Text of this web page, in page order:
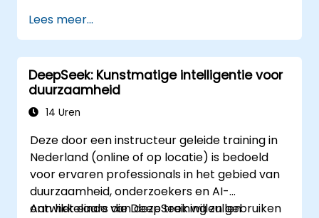
passen bij het trainen van autonome
systemen.
AI-gestuurde autonome agenten
succesvol in de praktijk te
implementeren.
Lees meer...
DeepSeek: Kunstmatige intelligentie voor
duurzaamheid
14 Uren
Deze door een instructeur geleide training in
Nederland (online of op locatie) is bedoeld
voor ervaren professionals in het gebied van
duurzaamheid, onderzoekers en AI-
ontwikkelaars die DeepSeek willen gebruiken
Aan het einde van deze training zullen